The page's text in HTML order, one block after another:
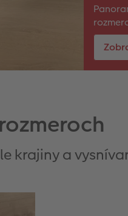
krajiny a